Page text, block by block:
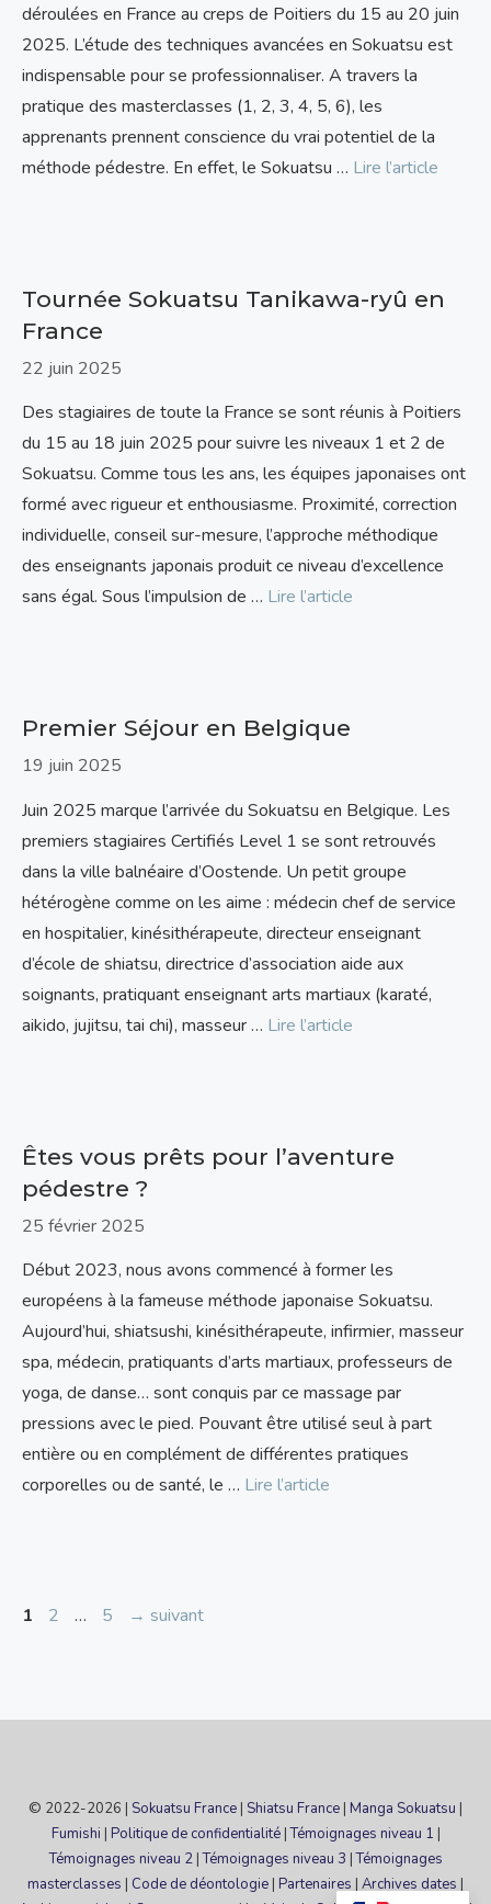
déroulées en France au creps de Poitiers du 15 au 20 juin
2025. L’étude des techniques avancées en Sokuatsu est
indispensable pour se professionnaliser. A travers la
pratique des masterclasses (1, 2, 3, 4, 5, 6), les
apprenants prennent conscience du vrai potentiel de la
méthode pédestre. En effet, le Sokuatsu … Lire l’article
Tournée Sokuatsu Tanikawa-ryû en
France
22 juin 2025
Des stagiaires de toute la France se sont réunis à Poitiers
du 15 au 18 juin 2025 pour suivre les niveaux 1 et 2 de
Sokuatsu. Comme tous les ans, les équipes japonaises ont
formé avec rigueur et enthousiasme. Proximité, correction
individuelle, conseil sur-mesure, l’approche méthodique
des enseignants japonais produit ce niveau d’excellence
sans égal. Sous l’impulsion de … Lire l’article
Premier Séjour en Belgique
19 juin 2025
Juin 2025 marque l’arrivée du Sokuatsu en Belgique. Les
premiers stagiaires Certifiés Level 1 se sont retrouvés
dans la ville balnéaire d’Oostende. Un petit groupe
hétérogène comme on les aime : médecin chef de service
en hospitalier, kinésithérapeute, directeur enseignant
d’école de shiatsu, directrice d’association aide aux
soignants, pratiquant enseignant arts martiaux (karaté,
aikido, jujitsu, tai chi), masseur … Lire l’article
Êtes vous prêts pour l’aventure
pédestre ?
25 février 2025
Début 2023, nous avons commencé à former les
européens à la fameuse méthode japonaise Sokuatsu.
Aujourd’hui, shiatsushi, kinésithérapeute, infirmier, masseur
spa, médecin, pratiquants d’arts martiaux, professeurs de
yoga, de danse… sont conquis par ce massage par
pressions avec le pied. Pouvant être utilisé seul à part
entière ou en complément de différentes pratiques
corporelles ou de santé, le … Lire l’article
Page
1 Page
2 … Page
5 → suivant
© 2022-2026 | Sokuatsu France | Shiatsu France | Manga Sokuatsu |
Fumishi | Politique de confidentialité|Témoignages niveau 1 |
Témoignages niveau 2|Témoignages niveau 3 |Témoignages
masterclasses | Code de déontologie | Partenaires | Archives dates |